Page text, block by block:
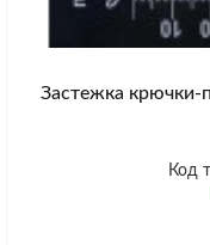
Застежка крючки-
Код